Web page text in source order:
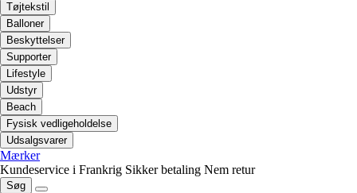
Tøjtekstil
Balloner
Beskyttelser
Supporter
Lifestyle
Udstyr
Beach
Fysisk vedligeholdelse
Udsalgsvarer
Mærker
Kundeservice i Frankrig Sikker betaling Nem retur
Søg